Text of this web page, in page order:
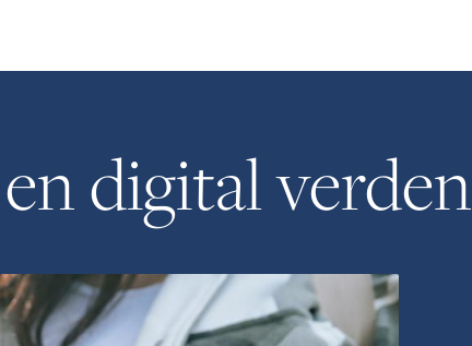
digital verden